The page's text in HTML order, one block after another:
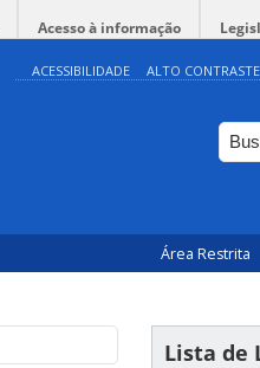
Acesso à informação
ACESSIBILIDADE ALTO CONTRASTE
Área Restrita
Lista de